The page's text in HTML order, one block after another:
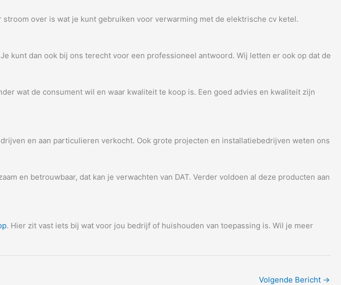
stroom over is wat je kunt gebruiken voor verwarming met de elektrische cv ketel.
kunt dan ook bij ons terecht voor een professioneel antwoord. Wij letten er ook op dat de
wat de consument wil en waar kwaliteit te koop is. Een goed advies en kwaliteit zijn
en aan particulieren verkocht. Ook grote projecten en installatiebedrijven weten ons
en betrouwbaar, dat kan je verwachten van DAT. Verder voldoen al deze producten aan
. Hier zit vast iets bij wat voor jou bedrijf of huishouden van toepassing is. Wil je meer
Volgende Bericht →